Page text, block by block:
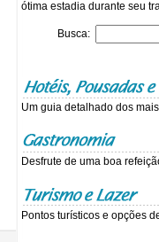
ótima estadia durante seu
Busca:
Um guia detalhado dos
Desfrute de uma boa
Pontos turísticos e opções